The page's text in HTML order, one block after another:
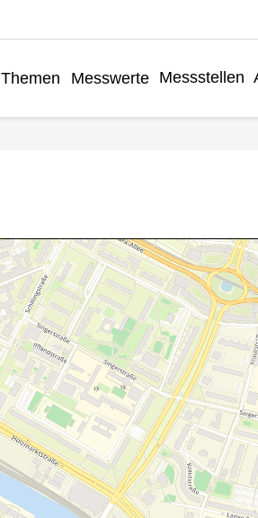
Themen Messwerte Messstellen